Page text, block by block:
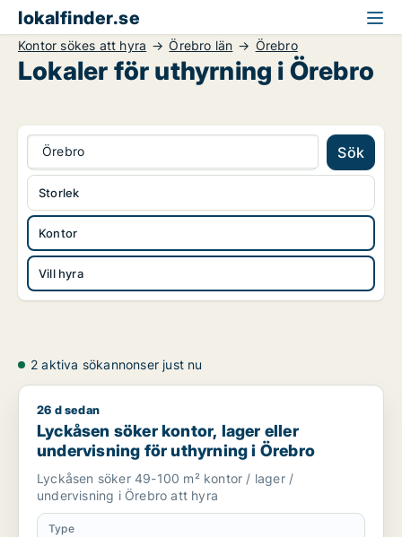
lokalfinder.se
Kontor sökes att hyra Örebro län Örebro
Lokaler för uthyrning i Örebro
Örebro Sök
Kontor
Vill hyra
Storlek
2 aktiva sökannonser just nu
Lyckåsen söker kontor, lager eller undervisning för
26 d sedan
Lyckåsen söker kontor, lager eller
undervisning för uthyrning i Örebro
Lyckåsen söker 49-100 m² kontor / lager /
undervisning i Örebro att hyra
Type